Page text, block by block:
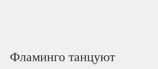
Фламинго танцуют